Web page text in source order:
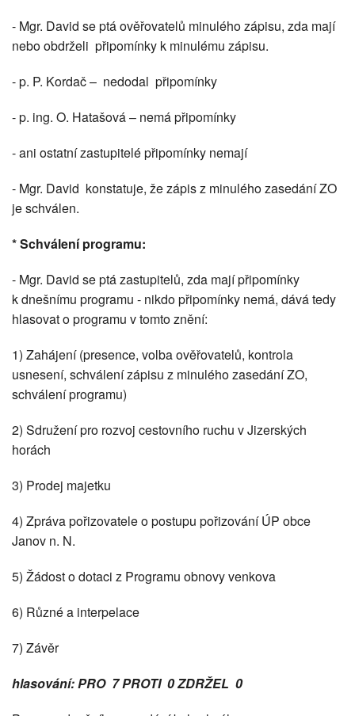
- Mgr. David se ptá ověřovatelů minulého zápisu, zda mají
nebo obdrželi připomínky k minulému zápisu.
- p. P. Kordač – nedodal připomínky
- p. ing. O. Hatašová – nemá připomínky
- ani ostatní zastupitelé připomínky nemají
- Mgr. David konstatuje, že zápis z minulého zasedání ZO
je schválen.
* Schválení programu:
- Mgr. David se ptá zastupitelů, zda mají připomínky
k dnešnímu programu - nikdo připomínky nemá, dává tedy
hlasovat o programu v tomto znění:
1) Zahájení (presence, volba ověřovatelů, kontrola
usnesení, schválení zápisu z minulého zasedání ZO,
schválení programu)
2) Sdružení pro rozvoj cestovního ruchu v Jizerských
horách
3) Prodej majetku
4) Zpráva pořizovatele o postupu pořizování ÚP obce
Janov n. N.
5) Žádost o dotaci z Programu obnovy venkova
6) Různé a interpelace
7) Závěr
hlasování: PRO 7 PROTI 0 ZDRŽEL 0